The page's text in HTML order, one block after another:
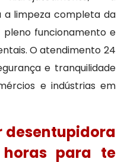
a limpeza completa da
pleno funcionamento e
O atendimento 24
e tranquilidade
e indústrias em
desentupidora
para te